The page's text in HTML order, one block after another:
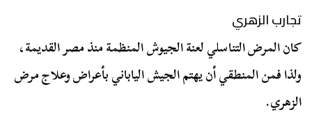
تجارب الزهري
كان المرض التناسلي لعنة الجيوش المنظمة منذ مصر القديمة،
ولذا فمن المنطقي أن يهتم الجيش الياباني بأعراض وعلاج مرض
الزهري.